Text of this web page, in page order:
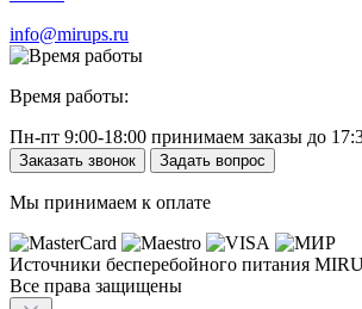
info@mirups.ru
Время работы:
Пн-пт 9:00-18:00 принимаем заказы до
Заказать звонок Задать вопрос
Мы принимаем к оплате
Источники бесперебойного питания
Все права защищены